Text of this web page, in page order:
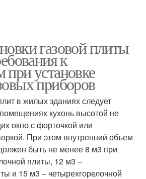
газовой плиты
к
установке
приборов
в жилых зданиях следует
кухонь высотой не
окно с форточкой или
При этом внутренний объем
быть не менее 8 м3 при
плиты, 12 м3 –
и 15 м3 – четырехгорелочной